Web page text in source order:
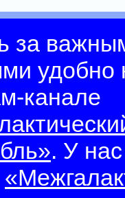
за
канале
. У